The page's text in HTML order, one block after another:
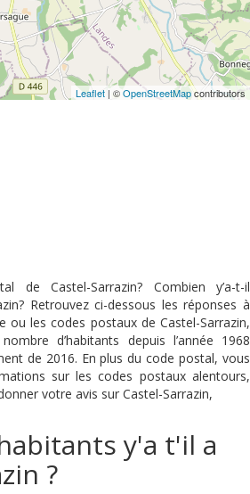
Leaflet | ©OpenStreetMapcontributors
Castel-Sarrazin? Combien y’a-t-il
Retrouvez ci-dessous les réponses à
ou les codes postaux de Castel-Sarrazin,
d’habitants depuis l’année 1968
de 2016. En plus du code postal, vous
sur les codes postaux alentours,
votre avis sur Castel-Sarrazin,
y'a t'il a
?